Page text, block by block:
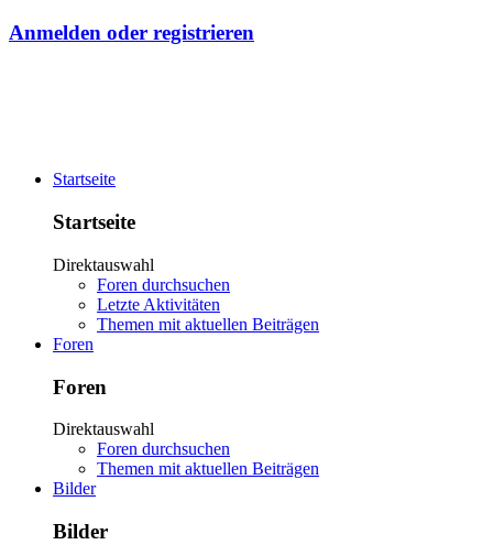
Anmelden oder registrieren
Startseite
Startseite
Direktauswahl
Foren durchsuchen
Letzte Aktivitäten
Themen mit aktuellen Beiträgen
Foren
Foren
Direktauswahl
Foren durchsuchen
Themen mit aktuellen Beiträgen
Bilder
Bilder